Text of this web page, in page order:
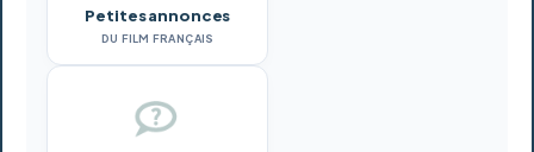
Petites annonces
DU FILM FRANÇAIS